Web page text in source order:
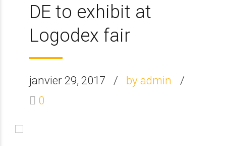
DE to exhibit at
Logodex fair
janvier 29, 2017
by admin
0